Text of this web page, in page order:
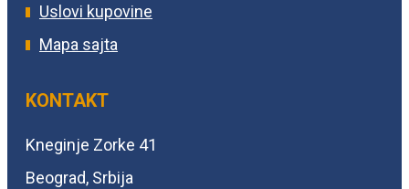
Uslovi kupovine
Mapa sajta
KONTAKT
Kneginje Zorke 41
Beograd, Srbija